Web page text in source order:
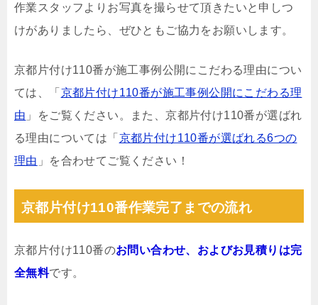
作業スタッフよりお写真を撮らせて頂きたいと申しつ
けがありましたら、ぜひともご協力をお願いします。
京都片付け110番が施工事例公開にこだわる理由につい
ては、「 京都片付け110番が施工事例公開にこだわる理
由 」をご覧ください。また、京都片付け110番が選ばれ
る理由については「 京都片付け110番が選ばれる6つの
理由 」を合わせてご覧ください！
京都片付け110番作業完了までの流れ
京都片付け110番のお問い合わせ、およびお見積りは完
全無料です。